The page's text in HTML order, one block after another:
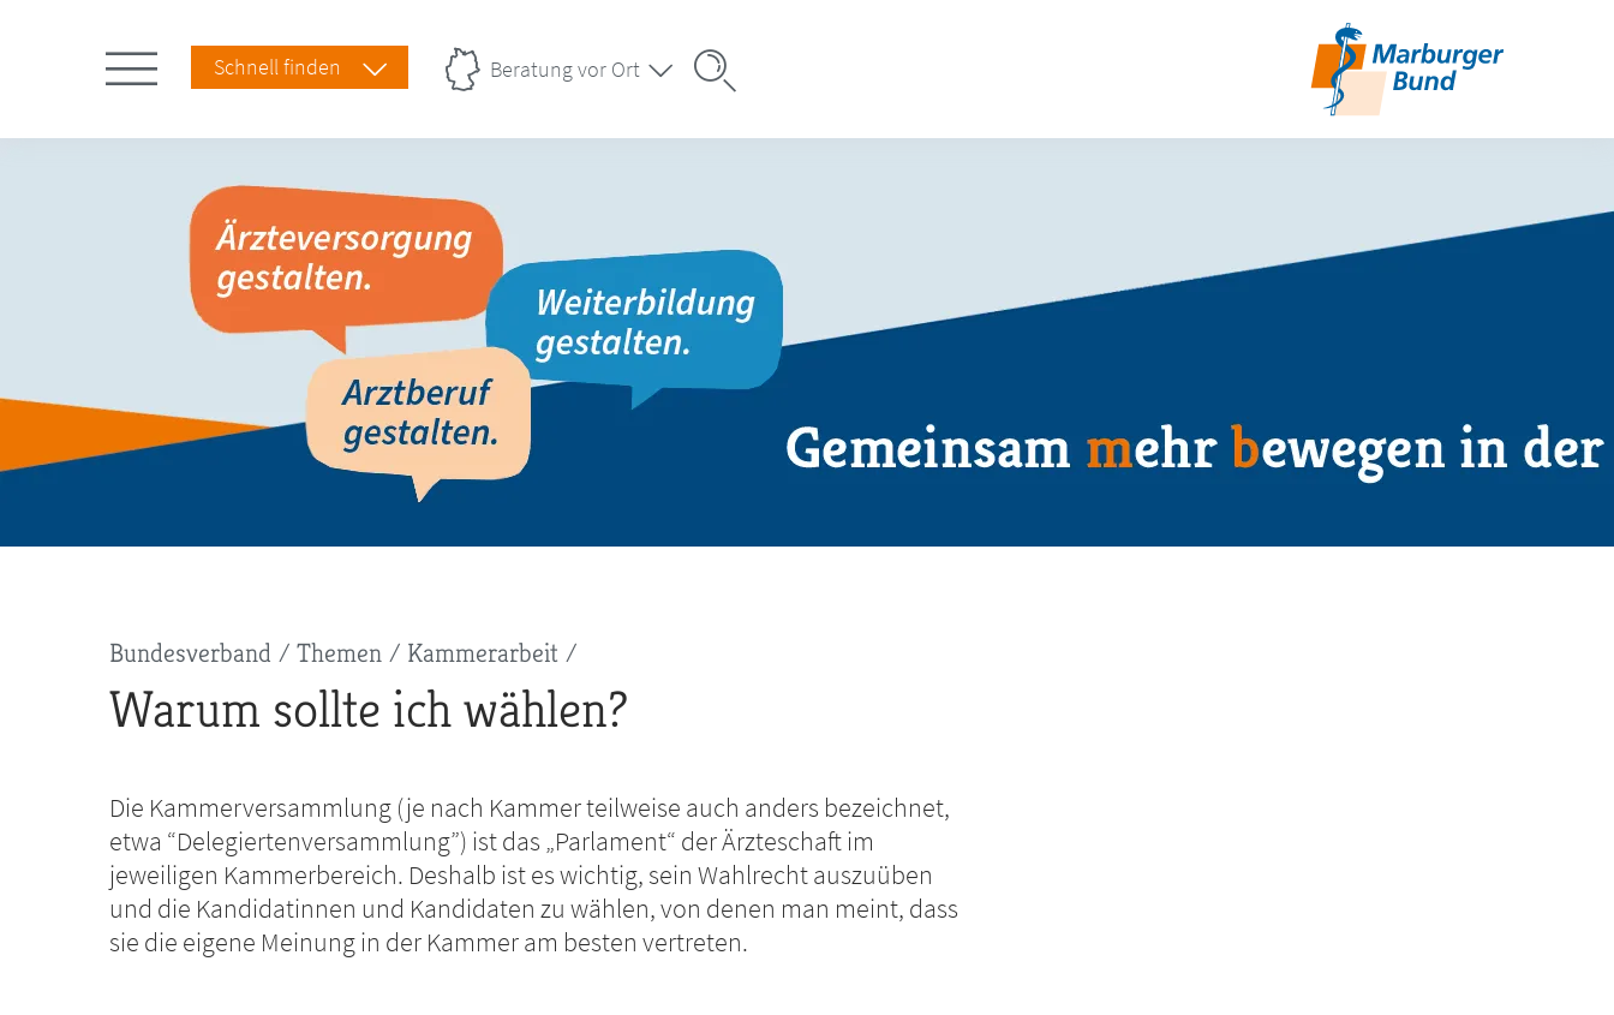
Schnell finden Beratung vor Ort
Pfadnavigation
Bundesverband Themen Kammerarbeit
Warum sollte ich wählen?
Die Kammerversammlung (je nach Kammer teilweise auch anders bezeichnet,
etwa “Delegiertenversammlung”) ist das „Parlament“ der Ärzteschaft im
jeweiligen Kammerbereich. Deshalb ist es wichtig, sein Wahlrecht auszuüben
und die Kandidatinnen und Kandidaten zu wählen, von denen man meint, dass
sie die eigene Meinung in der Kammer am besten vertreten.